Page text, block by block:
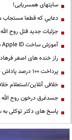
سایتهای همسریابی!
دعايي كه قطعا
جزئیات جدید قتل روح
آموزش ساخت Apple ID برای کاربران ایرانی
راز خنده های اصغر
پرداخت ۱۰۰ درصد پاداش پایان خدمت فرهنگیان
خلافی آنلاین/استعلام
جسدغرق درخون روح
پاسخ های دکتر توکلی به